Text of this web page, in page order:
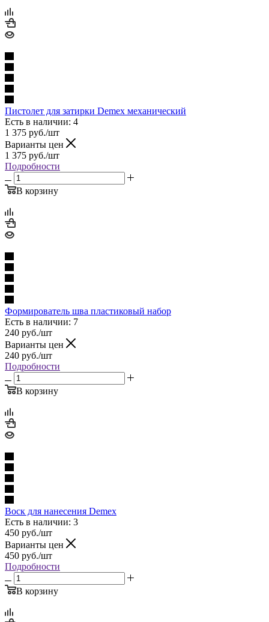
Пистолет для затирки Demex механический
Есть в наличии: 4
1 375 руб./шт
Варианты цен
1 375 руб./шт
Подробности
В корзину
Формирователь шва пластиковый набор
Есть в наличии: 7
240 руб./шт
Варианты цен
240 руб./шт
Подробности
В корзину
Воск для нанесения Demex
Есть в наличии: 3
450 руб./шт
Варианты цен
450 руб./шт
Подробности
В корзину